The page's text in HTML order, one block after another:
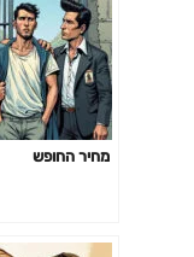
מחיר החופש